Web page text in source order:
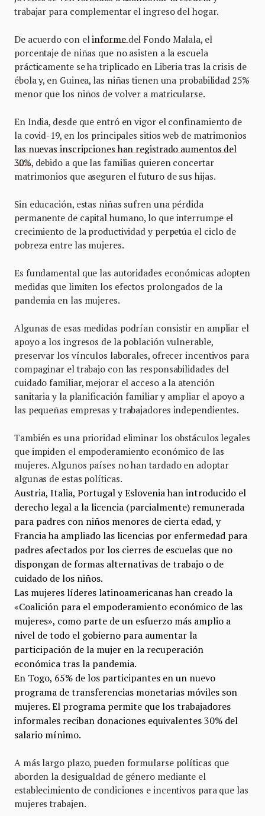
trabajar para complementar el ingreso del hogar.
De acuerdo con elinformedel Fondo Malala, el
porcentaje de niñas que no asisten a la escuela
prácticamente se ha triplicado en Liberia tras la crisis de
ébola y, en Guinea, las niñas tienen una probabilidad 25%
menor que los niños de volver a matricularse.
En India, desde que entró en vigor el confinamiento de
la covid-19, en los principales sitios web de matrimonios
las nuevas inscripciones han registrado aumentos del
30%, debido a que las familias quieren concertar
matrimonios que aseguren el futuro de sus hijas.
Sin educación, estas niñas sufren una pérdida
permanente de capital humano, lo que interrumpe el
crecimiento de la productividad y perpetúa el ciclo de
pobreza entre las mujeres.
Es fundamental que las autoridades económicas adopten
medidas que limiten los efectos prolongados de la
pandemia en las mujeres.
Algunas de esas medidas podrían consistir en ampliar el
apoyo a los ingresos de la población vulnerable,
preservar los vínculos laborales, ofrecer incentivos para
compaginar el trabajo con las responsabilidades del
cuidado familiar, mejorar el acceso a la atención
sanitaria y la planificación familiar y ampliar el apoyo a
las pequeñas empresas y trabajadores independientes.
También es una prioridad eliminar los obstáculos legales
que impiden el empoderamiento económico de las
mujeres. Algunos países no han tardado en adoptar
algunas de estas políticas.
Austria, Italia, Portugal y Eslovenia han introducido el
derecho legal a la licencia (parcialmente) remunerada
para padres con niños menores de cierta edad, y
Francia ha ampliado las licencias por enfermedad para
padres afectados por los cierres de escuelas que no
dispongan de formas alternativas de trabajo o de
cuidado de los niños.
Las mujeres lídereslatinoamericanas han creado la
«Coalición para el empoderamiento económico de las
mujeres», como parte de un esfuerzo más amplio a
nivel de todo el gobierno para aumentar la
participación de la mujer en la recuperación
económica tras la pandemia.
En Togo, 65% de los participantes en un nuevo
programa de transferencias monetarias móviles son
mujeres. El programa permite que los trabajadores
informales reciban donaciones equivalentes 30% del
salario mínimo.
A más largo plazo, pueden formularse políticas que
aborden la desigualdad de género mediante el
establecimiento de condiciones e incentivos para que las
mujeres trabajen.